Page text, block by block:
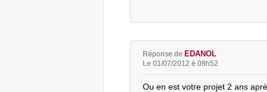
Réponse de EDANOL
Le 01/07/2012 é 08h52
Ou en est votre projet 2 ans